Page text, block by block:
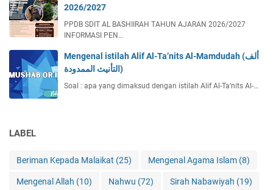
2026/2027
PPDB SDIT AL BASHIIRAH TAHUN AJARAN 2026/2027
INFORMASI PEN…
Mengenal istilah Alif Al-Ta’nits Al-Mamdudah (ألف
التأنيث الممدودة)
Soal : apa yang dimaksud dengan istilah Alif Al-Ta’nits Al-…
LABEL
Beriman Kepada Malaikat (25) Mengenal Agama Islam (8)
Mengenal Allah (10) Nahwu (72) Sirah Nabawiyah (19)